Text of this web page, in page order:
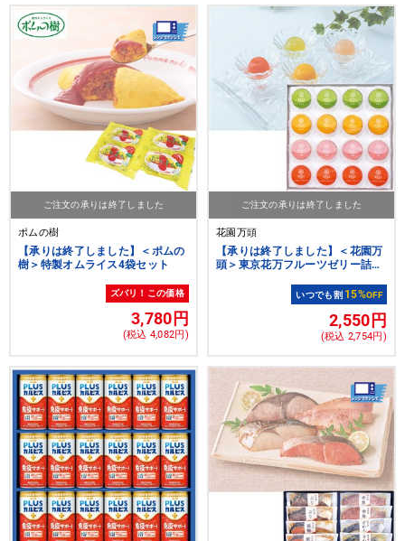
ご注文の承りは終了しました
ポムの樹
【承りは終了しました】＜ポムの
樹＞特製オムライス4袋セット
ズバリ！この価格
3,780円
(税込 4,082円)
ご注文の承りは終了しました
花園万頭
【承りは終了しました】＜花園万
頭＞東京花万フルーツゼリー詰合
いつでも割 15%OFF
2,550円
(税込 2,754円)